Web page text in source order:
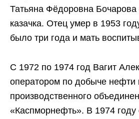
Татьяна Фёдоровна
казачка. Отец умер в 1953
было три года и мать
С 1972 по 1974 год Вагит
оператором по добыче нефти
производственного
«Каспморнефть». В 1974 году